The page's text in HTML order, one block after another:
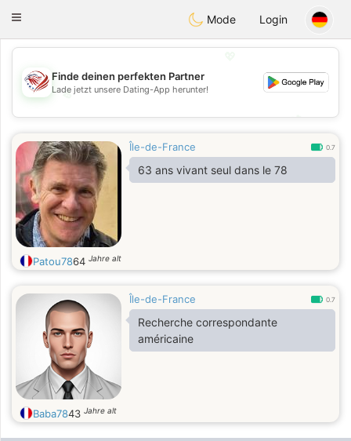
Dating
Toggle
Mode Login
💖
💕
Finde deinen perfekten Partner
Lade jetzt unsere Dating-App herunter!
Île-de-France 0.7
63 ans vivant seul dans le 78
Patou7864 Jahre alt
Île-de-France 0.7
Recherche correspondante
américaine
Baba7843 Jahre alt